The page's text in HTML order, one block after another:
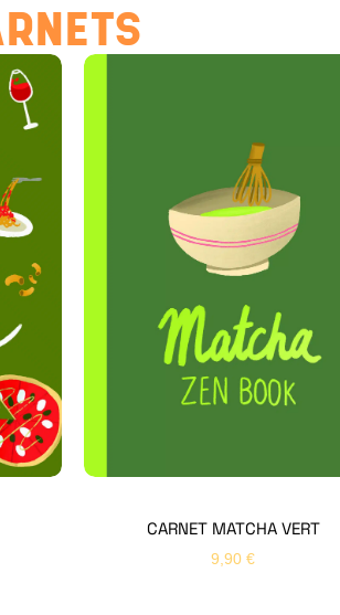
CARNET MATCHA VERT
9,90 €
Hello Editions
Nous revenons vers vous rapidement
Bonjour 👋
Nom* Prénom*